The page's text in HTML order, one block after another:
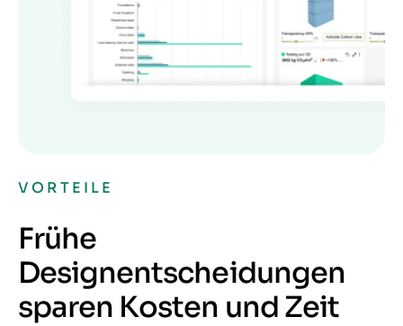
VORTEILE
Frühe
Designentscheidungen
sparen Kosten und Zeit